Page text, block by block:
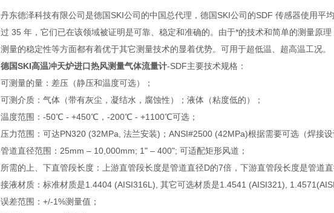
丹东德泽科技有限公司是德国SKI公司的中国总代理，德国SKI公司的SDF 传感器使用平
过 35 年，它们已在该领域被证明是可靠、稳定和准确的。由于*的技术和简单的测量原
测量的稳定性等方面都有着优于其它测量技术的显着优势。可用于超低温、超高温工况。
德国SKI高温冲天炉进口热风测量气体流量计-SDF主要技术规格：
可测量的量：差压（静压和温度可选）；
可测介质：气体（带有灰尘，凝结水，腐蚀性）；液体（粘度低的）；
温度范围：-50℃ - +450℃，-200℃ - +1100℃可选；
压力范围：可达PN320 (32MPa, 法兰安装)；ANSI#2500 (42MPa)根据需要可选（焊接设
管道直径范围：25mm – 10,000mm; 1" – 400"; 可适配矩形风道；
所需的上、下直管段长度：上游直管段长度是管道直径D的7倍，下游直管段长度是管道直
接液材质：标准材质是1.4404 (AISI316L), 其它可选材质是1.4541 (AISI321),
误差范围：+/-1%测量值；